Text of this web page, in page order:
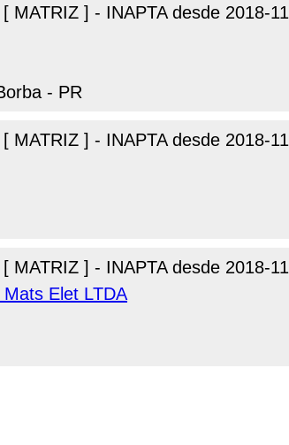
MATRIZ ] - INAPTA desde 2018-
- PR
MATRIZ ] - INAPTA desde 2018-
MATRIZ ] - INAPTA desde 2018-
Elet LTDA